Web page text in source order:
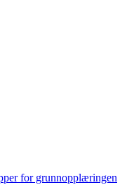
for grunnopplæringen